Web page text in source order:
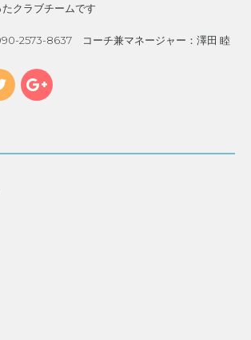
クラブチームです
2573-8637 コーチ兼マネージャー：澤田 睦